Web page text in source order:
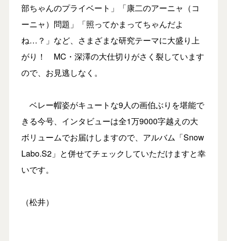
部ちゃんのプライベート」「康二のアーニャ（コ
ーニャ）問題」「照ってかまってちゃんだよ
ね…？」など、さまざまな研究テーマに大盛り上
がり！ MC・深澤の大仕切りがさく裂しています
ので、お見逃しなく。
ベレー帽姿がキュートな9人の画伯ぶりを堪能で
きる今号、インタビューは全1万9000字越えの大
ボリュームでお届けしますので、アルバム「Snow
Labo.S2」と併せてチェックしていただけますと幸
いです。
（松井）